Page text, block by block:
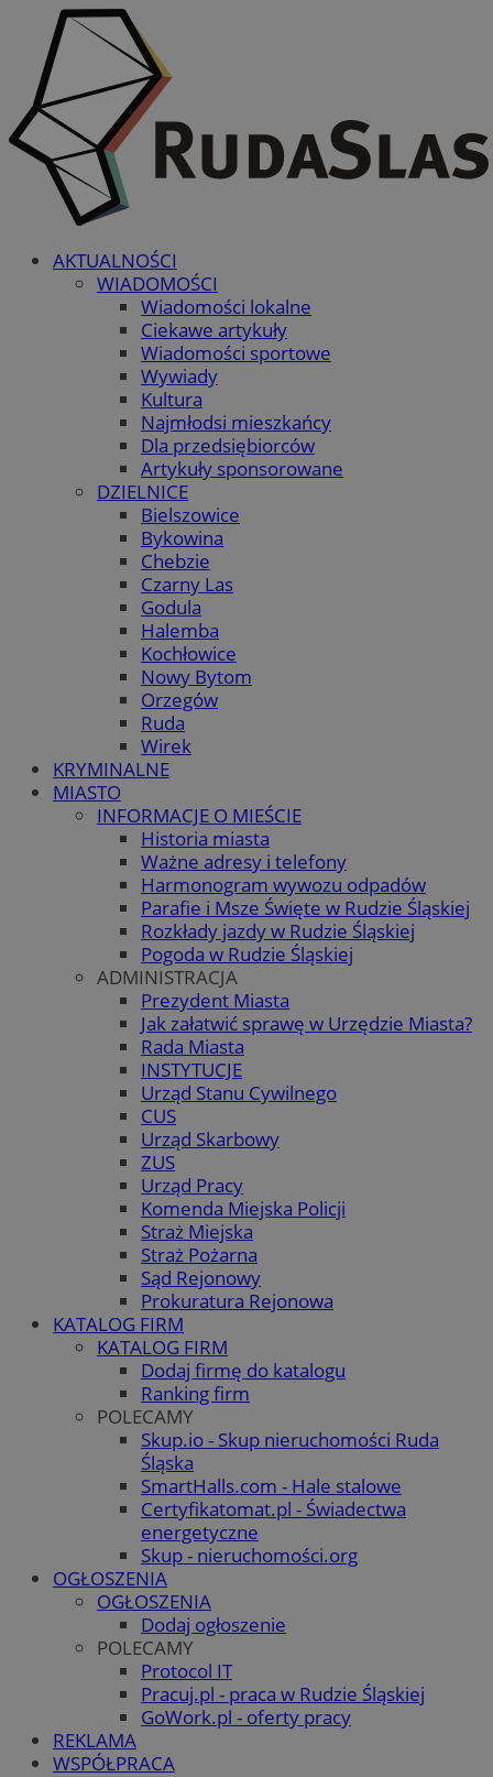
AKTUALNOŚCI
WIADOMOŚCI
Wiadomości lokalne
Ciekawe artykuły
Wiadomości sportowe
Wywiady
Kultura
Najmłodsi mieszkańcy
Dla przedsiębiorców
Artykuły sponsorowane
DZIELNICE
Bielszowice
Bykowina
Chebzie
Czarny Las
Godula
Halemba
Kochłowice
Nowy Bytom
Orzegów
Ruda
Wirek
KRYMINALNE
MIASTO
INFORMACJE O MIEŚCIE
Historia miasta
Ważne adresy i telefony
Harmonogram wywozu odpadów
Parafie i Msze Święte w Rudzie Śląskiej
Rozkłady jazdy w Rudzie Śląskiej
Pogoda w Rudzie Śląskiej
ADMINISTRACJA
Prezydent Miasta
Jak załatwić sprawę w Urzędzie Miasta?
Rada Miasta
INSTYTUCJE
Urząd Stanu Cywilnego
CUS
Urząd Skarbowy
ZUS
Urząd Pracy
Komenda Miejska Policji
Straż Miejska
Straż Pożarna
Sąd Rejonowy
Prokuratura Rejonowa
KATALOG FIRM
KATALOG FIRM
Dodaj firmę do katalogu
Ranking firm
POLECAMY
Skup.io - Skup nieruchomości Ruda
Śląska
SmartHalls.com - Hale stalowe
Certyfikatomat.pl - Świadectwa
energetyczne
Skup - nieruchomości.org
OGŁOSZENIA
OGŁOSZENIA
Dodaj ogłoszenie
POLECAMY
Protocol IT
Pracuj.pl - praca w Rudzie Śląskiej
GoWork.pl - oferty pracy
REKLAMA
WSPÓŁPRACA